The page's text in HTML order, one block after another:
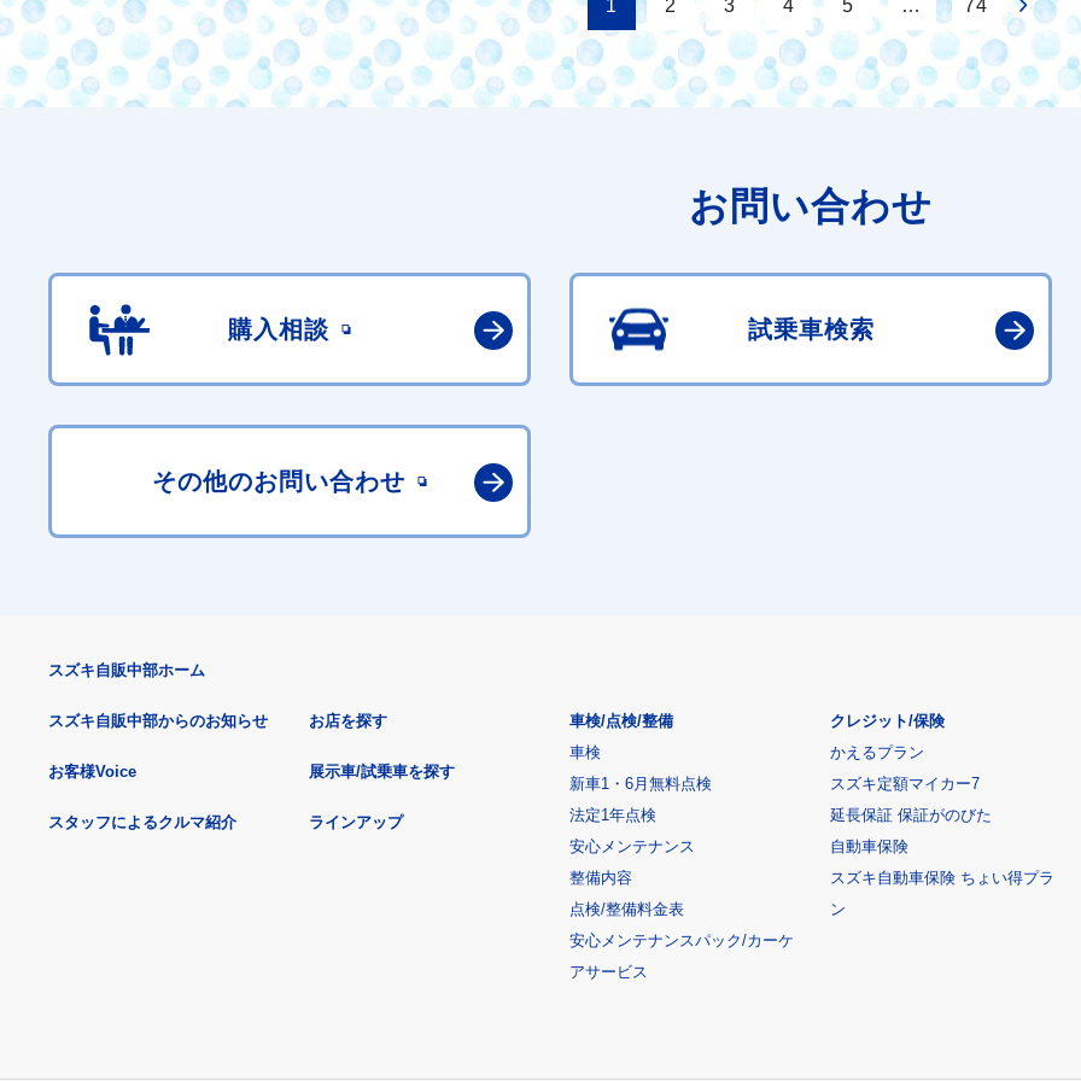
1 2 3 4 5 … 74
お問い合わせ
購入相談 試乗車検索
その他のお問い合わせ
スズキ自販中部ホーム
スズキ自販中部からのお知らせ
お客様Voice
スタッフによるクルマ紹介
お店を探す
展示車/試乗車を探す
ラインアップ
車検/点検/整備
車検
新車1・6月無料点検
法定1年点検
安心メンテナンス
整備内容
点検/整備料金表
安心メンテナンスパック/カーケ
アサービス
クレジット/保険
かえるプラン
スズキ定額マイカー7
延長保証 保証がのびた
自動車保険
スズキ自動車保険 ちょい得プラ
ン